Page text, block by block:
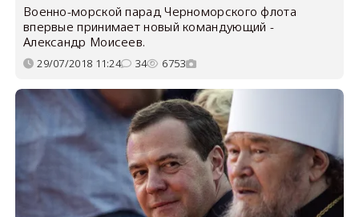
Военно-морской парад Черноморского флота
впервые принимает новый командующий -
Александр Моисеев.
29/07/2018 11:24 34 6753